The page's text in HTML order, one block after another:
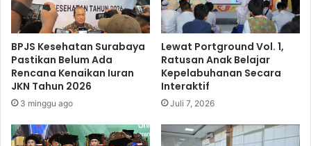
u
T
a
x
C
n
t
e
p
e
r
a
s
a
b
u
BPJS Kesehatan Surabaya
Pastikan Belum Ada
Rencana Kenaikan Iuran
JKN Tahun 2026
3 minggu ago
Lewat Portground Vol. 1,
Ratusan Anak Belajar
Kepelabuhanan Secara
Interaktif
Juli 7, 2026